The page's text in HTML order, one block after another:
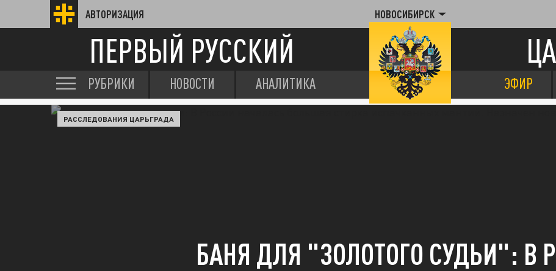
АВТОРИЗАЦИЯ НОВОСИБИРСК
ПЕРВЫЙ РУССКИЙ
РУБРИКИ НОВОСТИ АНАЛИТИКА ЭФИР
РАССЛЕДОВАНИЯ ЦАРЬГРАДА
БАНЯ ДЛЯ "ЗОЛОТОГО СУДЬИ": В